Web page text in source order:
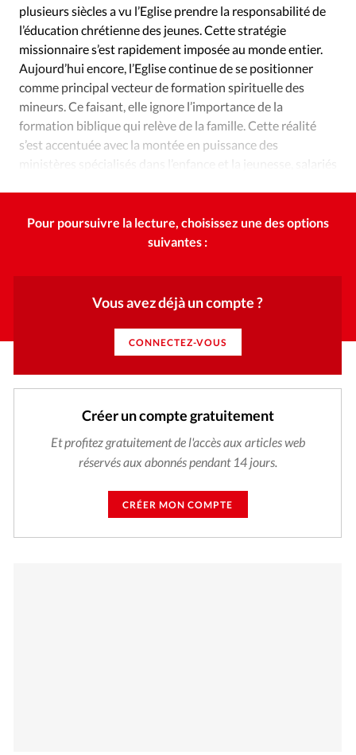
Société
Tour du monde des Eglises
Trait d'Ixène
Vécu
Vie Intérieure
plusieurs siècles a vu l’Eglise prendre la responsabilité de
l’éducation chrétienne des jeunes. Cette stratégie
missionnaire s’est rapidement imposée au monde entier.
Aujourd’hui encore, l’Eglise continue de se positionner
comme principal vecteur de formation spirituelle des
mineurs. Ce faisant, elle ignore l’importance de la
formation biblique qui relève de la famille. Cette réalité
s’est accentuée avec la montée en puissance des
ministères spécialisés dans l’enfance et la jeunesse, salariés
Pour poursuivre la lecture, choisissez une des options
suivantes :
Vous avez déjà un compte ?
CONNECTEZ-VOUS
Créer un compte gratuitement
Et profitez gratuitement de l'accès aux articles web
réservés aux abonnés pendant 14 jours.
CRÉER MON COMPTE